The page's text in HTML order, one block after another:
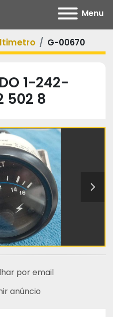
Menu
G-00670
1-242-
502 8
por email
anúncio